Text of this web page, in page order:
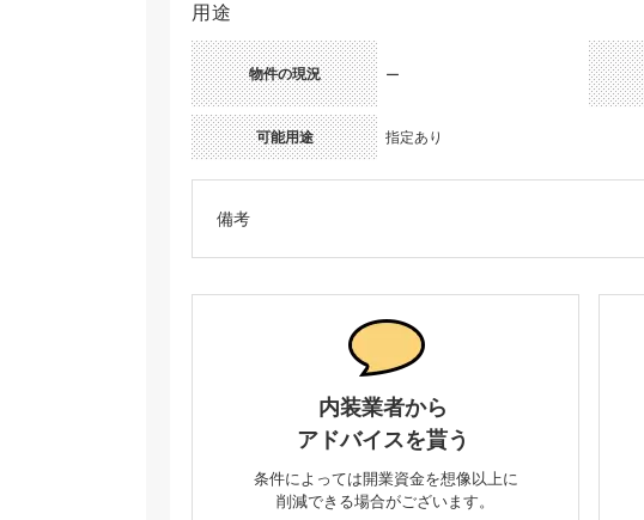
用途
物件の現況 ー
可能用途 指定あり
備考
内装業者から
アドバイスを貰う
条件によっては開業資金を想像以上に
削減できる場合がございます。